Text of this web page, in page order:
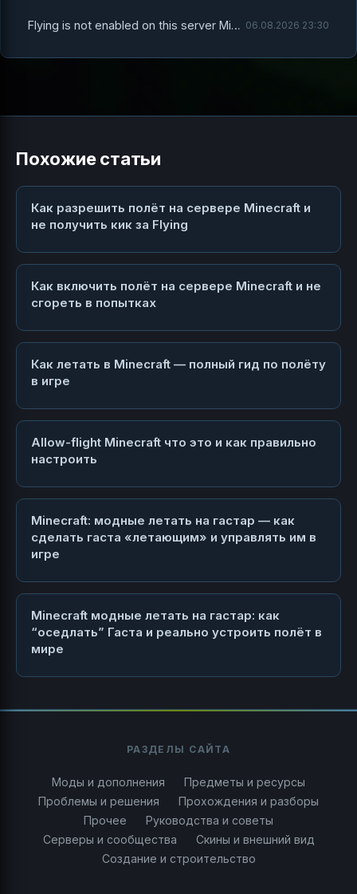
Flying is not enabled on this server Minecraft как убрать 06.08.2026 23:30
Похожие статьи
Как разрешить полёт на сервере Minecraft и
не получить кик за Flying
Как включить полёт на сервере Minecraft и не
сгореть в попытках
Как летать в Minecraft — полный гид по полёту
в игре
Allow-flight Minecraft что это и как правильно
настроить
Minecraft: модные летать на гастар — как
сделать гаста «летающим» и управлять им в
игре
Minecraft модные летать на гастар: как
“оседлать” Гаста и реально устроить полёт в
мире
РАЗДЕЛЫ САЙТА
Моды и дополнения
Предметы и ресурсы
Проблемы и решения
Прохождения и разборы
Прочее
Руководства и советы
Серверы и сообщества
Скины и внешний вид
Создание и строительство